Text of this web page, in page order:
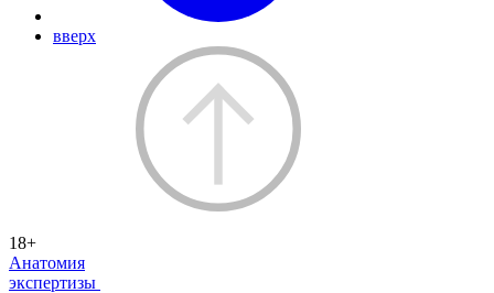
вверх
18+
Анатомия
экспертизы